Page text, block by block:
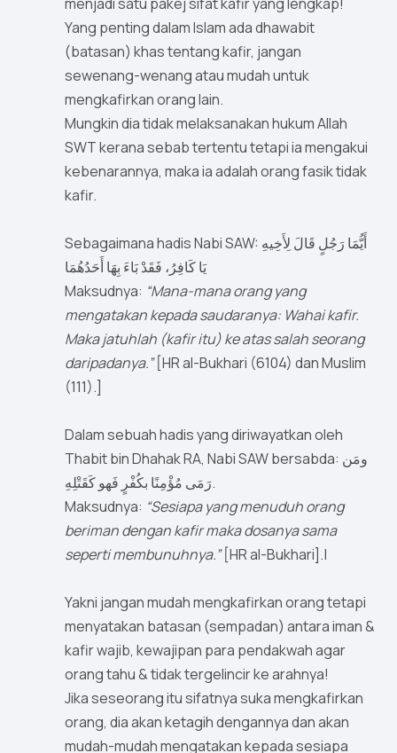
Yang penting dalam Islam ada dhawabit
(batasan) khas tentang kafir, jangan
sewenang-wenang atau mudah untuk
mengkafirkan orang lain.
Mungkin dia tidak melaksanakan hukum Allah
SWT kerana sebab tertentu tetapi ia mengakui
kebenarannya, maka ia adalah orang fasik tidak
kafir.
Sebagaimana hadis Nabi SAW: أَيُّمَا رَجُلٍ قَالَ لِأَخِيهِ
يَا كَافِرُ، فَقَدْ بَاءَ بِهَا أَحَدُهُمَا
Maksudnya: “Mana-mana orang yang
mengatakan kepada saudaranya: Wahai kafir.
Maka jatuhlah (kafir itu) ke atas salah seorang
daripadanya.”[HR al-Bukhari (6104) dan Muslim
(111).]
Dalam sebuah hadis yang diriwayatkan oleh
Thabit bin Dhahak RA, Nabi SAW bersabda: ومَن
رَمَى مُؤْمِنًا بكُفْرٍ فَهو كَقَتْلِهِ.
Maksudnya: “Sesiapa yang menuduh orang
beriman dengan kafir maka dosanya sama
seperti membunuhnya.”[HR al-Bukhari].|
Yakni jangan mudah mengkafirkan orang tetapi
menyatakan batasan (sempadan) antara iman &
kafir wajib, kewajipan para pendakwah agar
orang tahu & tidak tergelincir ke arahnya!
Jika seseorang itu sifatnya suka mengkafirkan
orang, dia akan ketagih dengannya dan akan
mudah-mudah mengatakan kepada sesiapa